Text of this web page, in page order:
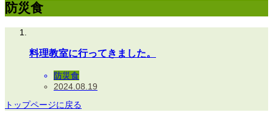
防災食
料理教室に行ってきました。
防災食
2024.08.19
トップページに戻る